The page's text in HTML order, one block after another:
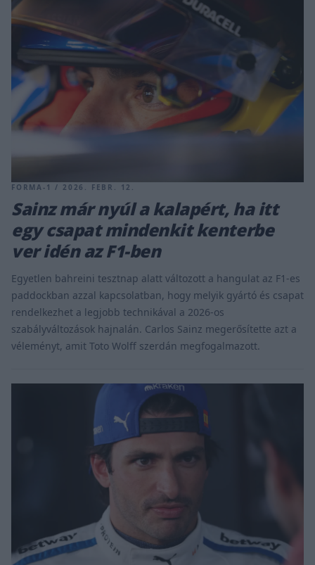
FORMA-1 / 2026. FEBR. 12.
Sainz már nyúl a kalapért, ha itt
egy csapat mindenkit kenterbe
ver idén az F1-ben
Egyetlen bahreini tesztnap alatt változott a hangulat az F1-es
paddockban azzal kapcsolatban, hogy melyik gyártó és csapat
rendelkezhet a legjobb technikával a 2026-os
szabályváltozások hajnalán. Carlos Sainz megerősítette azt a
véleményt, amit Toto Wolff szerdán megfogalmazott.